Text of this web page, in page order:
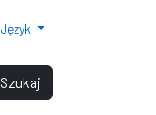
Język
Szukaj